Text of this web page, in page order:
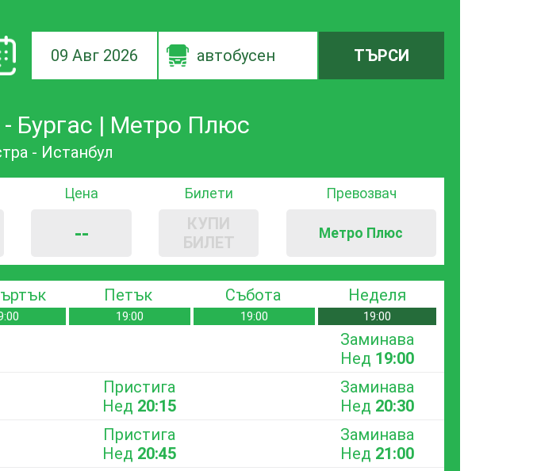
09 Авг 2026 автобусен ТЪРСИ
Бургас | Метро Плюс
- Истанбул
Цена
--
Билети
КУПИ
БИЛЕТ
Превозвач
Метро Плюс
Петък
19:00
Събота
19:00
Неделя
19:00
Заминава
Нед 19:00
Пристига
Нед 20:15
Заминава
Нед 20:30
Пристига
Нед 20:45
Заминава
Нед 21:00